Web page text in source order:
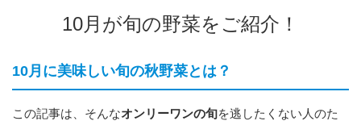
10月が旬の野菜をご紹介！
10月に美味しい旬の秋野菜とは？
この記事は、そんなオンリーワンの旬を逃したくない人のた